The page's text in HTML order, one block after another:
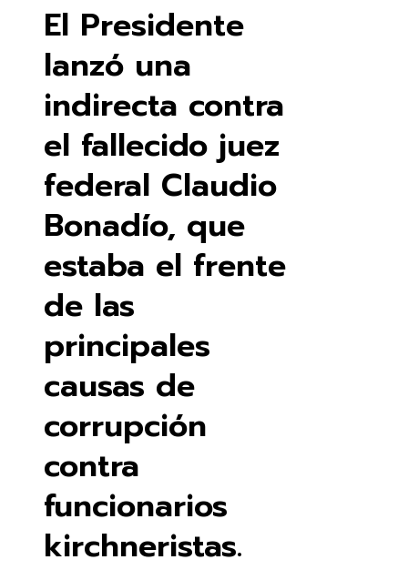
El Presidente
lanzó una
indirecta contra
el fallecido juez
federal Claudio
Bonadío, que
estaba el frente
de las
principales
causas de
corrupción
contra
funcionarios
kirchneristas.